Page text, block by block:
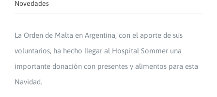
Novedades
La Orden de Malta en Argentina, con el aporte de sus
voluntarios, ha hecho llegar al Hospital Sommer una
importante donación con presentes y alimentos para esta
Navidad.